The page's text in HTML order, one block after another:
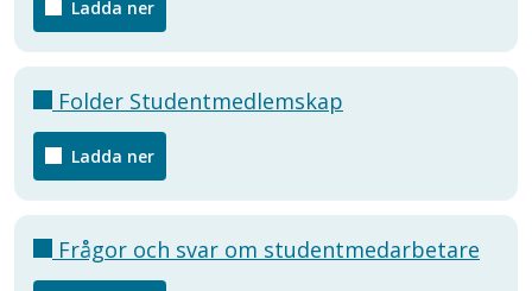
Ladda ner
Folder Studentmedlemskap
Ladda ner
Frågor och svar om studentmedarbetare